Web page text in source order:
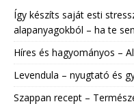
Így készíts saját esti
alapanyagokból – ha te
Híres és hagyományos –
Levendula – nyugtató és
Szappan recept –